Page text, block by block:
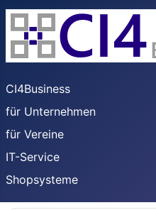
CI4Business
für Unternehmen
für Vereine
IT-Service
Shopsysteme